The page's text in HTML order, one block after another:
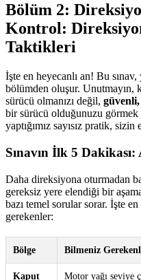
Bölüm 2:
Kontrol:
Taktikleri
İşte en heyecanlı an! Bu sınav,
bölümden oluşur.
sürücü olmanızı değil,
bir sürücü olduğunuzu görmek
yaptığımız sayısız pratik,
Sınavın İlk 5
Daha direksiyona oturmadan
gereksiz yere elendiği bir
bazı temel sorular sorar. İşte
gerekenler:
Bölge Bilmeniz
Kaput
Motor yağı seviye